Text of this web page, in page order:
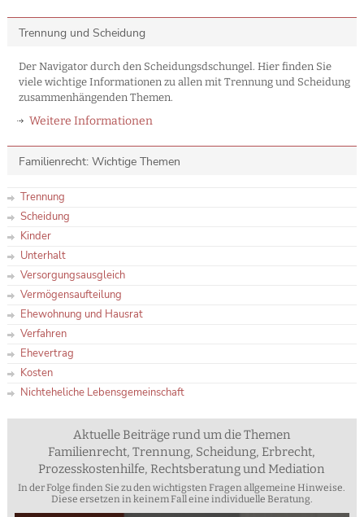
Trennung und Scheidung
Der Navigator durch den Scheidungsdschungel. Hier finden Sie
viele wichtige Informationen zu allen mit Trennung und Scheidung
zusammenhängenden Themen.
Weitere Informationen
Familienrecht: Wichtige Themen
Trennung
Scheidung
Kinder
Unterhalt
Versorgungsausgleich
Vermögensaufteilung
Ehewohnung und Hausrat
Verfahren
Ehevertrag
Kosten
Nichteheliche Lebensgemeinschaft
Aktuelle Beiträge rund um die Themen
Familienrecht, Trennung, Scheidung, Erbrecht,
Prozesskostenhilfe, Rechtsberatung und Mediation
In der Folge finden Sie zu den wichtigsten Fragen allgemeine Hinweise.
Diese ersetzen in keinem Fall eine individuelle Beratung.